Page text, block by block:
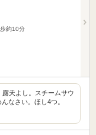
約10分
天よし。スチームサウ
なさい。ほし4つ。